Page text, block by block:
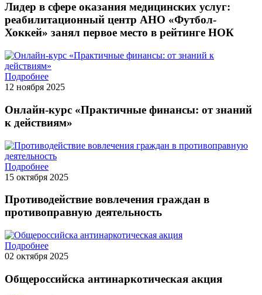
Лидер в сфере оказания медицинских услуг:
реабилитационный центр АНО «Футбол-
Хоккей» занял первое место в рейтинге НОК
Подробнее
12 ноября 2025
Онлайн-курс «Практичные финансы: от знаний
к действиям»
Подробнее
15 октября 2025
Противодействие вовлечения граждан в
противоправную деятельность
Подробнее
02 октября 2025
Общероссийска антинаркотическая акция